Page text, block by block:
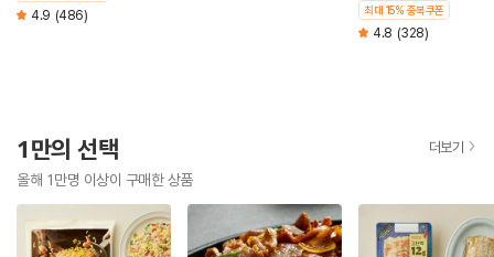
4.9 (486) 최대 15% 중복쿠폰
4.8 (328)
1만의 선택
올해 1만명 이상이 구매한 상품
더보기